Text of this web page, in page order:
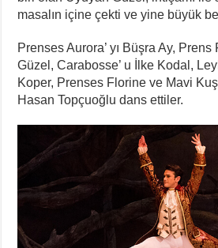
masalın içine çekti ve yine büyük
Prenses Aurora’ yı Büşra Ay, Prens
Güzel, Carabosse’ u İlke Kodal,
Koper, Prenses Florine ve Mavi
Hasan Topçuoğlu dans ettiler.